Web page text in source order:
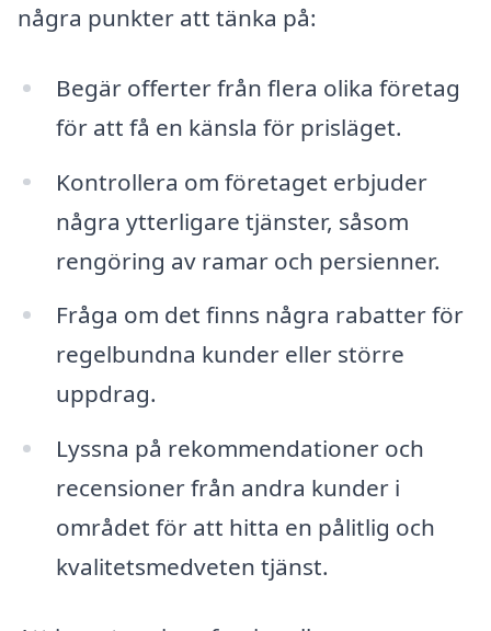
några punkter att tänka på:
Begär offerter från flera olika företag
för att få en känsla för prisläget.
Kontrollera om företaget erbjuder
några ytterligare tjänster, såsom
rengöring av ramar och persienner.
Fråga om det finns några rabatter för
regelbundna kunder eller större
uppdrag.
Lyssna på rekommendationer och
recensioner från andra kunder i
området för att hitta en pålitlig och
kvalitetsmedveten tjänst.